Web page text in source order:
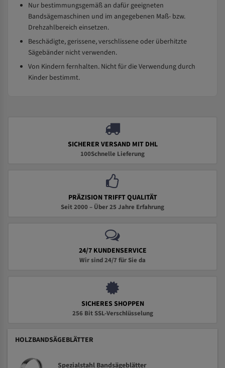
Nur bestimmungsgemäß an dafür geeigneten
Bandsägemaschinen und im angegebenen Maß- bzw.
Drehzahlbereich einsetzen.
Beschädigte, gerissene, verschlissene oder überhitzte
Sägebänder nicht verwenden.
Von Kindern fernhalten. Nicht für die Verwendung durch
Kinder bestimmt.
SICHERER VERSAND MIT DHL
100Schnelle Lieferung
PRÄZISION TRIFFT QUALITÄT
Seit 2000 – Über 25 Jahre Erfahrung
24/7 KUNDENSERVICE
Wir sind 24/7 für Sie da
SICHERES SHOPPEN
256 Bit SSL-Verschlüsselung
HOLZBANDSÄGEBLÄTTER
Spezialstahl Bandsägeblätter